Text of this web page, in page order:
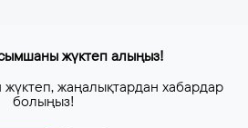
жүктеп алыңыз!
жаңалықтардан хабардар
болыңыз!